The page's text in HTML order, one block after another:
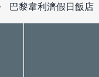
巴黎韋利濟假日飯店